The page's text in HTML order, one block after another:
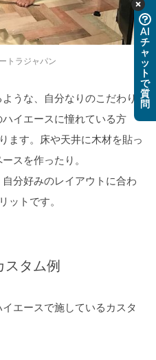
トラジャパン
うな、自分なりのこだわり
イエースに憧れている方
ます。床や天井に木材を貼っ
スを作ったり。
分好みのレイアウトに合わ
ットです。
スタム例
エースで施しているカスタ
AI
チ
ャ
ッ
ト
で
質
問